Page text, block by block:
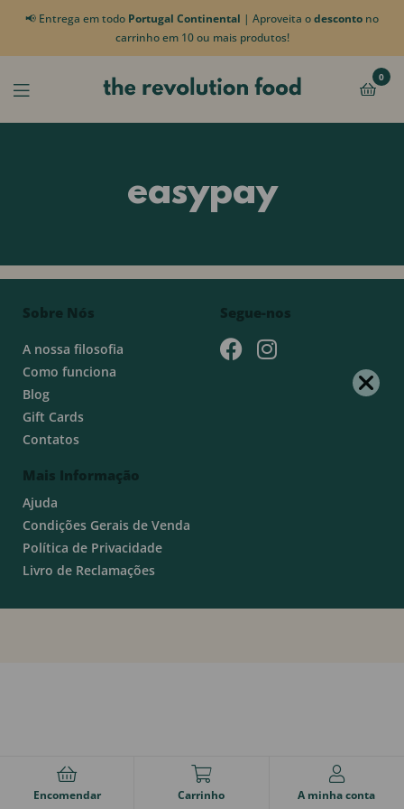
📢 Entrega em todo Portugal Continental | Aproveita odesconto no
carrinho em 10 ou mais produtos!
0
easypay
Sobre Nós
A nossa filosofia
Como funciona
Blog
Gift Cards
Contatos
Mais Informação
Ajuda
Condições Gerais de Venda
Política de Privacidade
Livro de Reclamações
Segue-nos
Encomendar Carrinho A minha conta